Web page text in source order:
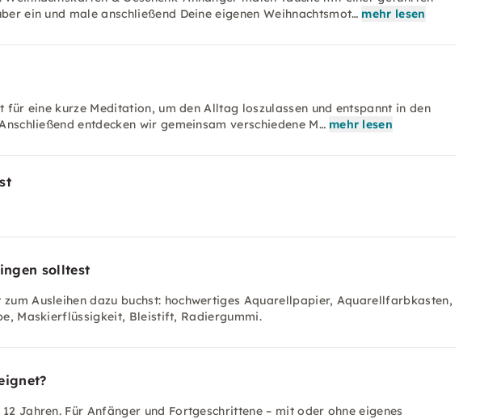
ein und male anschließend Deine eigenen Weihnachtsmot… mehr lesen
für eine kurze Meditation, um den Alltag loszulassen und entspannt in den
entdecken wir gemeinsam verschiedene M… mehr lesen
solltest
zum Ausleihen dazu buchst: hochwertiges Aquarellpapier, Aquarellfarbkasten,
Maskierflüssigkeit, Bleistift, Radiergummi.
Jahren. Für Anfänger und Fortgeschrittene – mit oder ohne eigenes